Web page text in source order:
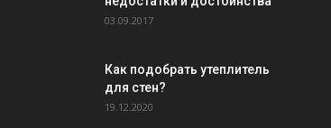
03.09.2017
Как подобрать утеплитель
для стен?
19.12.2020